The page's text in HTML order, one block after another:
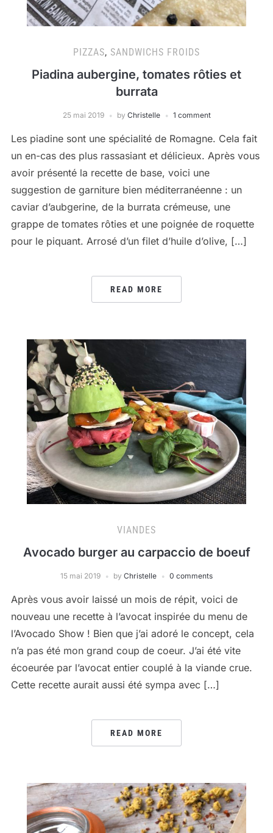
PIZZAS, SANDWICHS FROIDS
Piadina aubergine, tomates rôties et
burrata
25 mai 2019 by Christelle 1 comment
Les piadine sont une spécialité de Romagne. Cela fait
un en-cas des plus rassasiant et délicieux. Après vous
avoir présenté la recette de base, voici une
suggestion de garniture bien méditerranéenne : un
caviar d’aubgerine, de la burrata crémeuse, une
grappe de tomates rôties et une poignée de roquette
pour le piquant. Arrosé d’un filet d’huile d’olive, […]
READ MORE
VIANDES
Avocado burger au carpaccio de boeuf
15 mai 2019 by Christelle 0 comments
Après vous avoir laissé un mois de répit, voici de
nouveau une recette à l’avocat inspirée du menu de
l’Avocado Show ! Bien que j’ai adoré le concept, cela
n’a pas été mon grand coup de coeur. J’ai été vite
écoeurée par l’avocat entier couplé à la viande crue.
Cette recette aurait aussi été sympa avec […]
READ MORE